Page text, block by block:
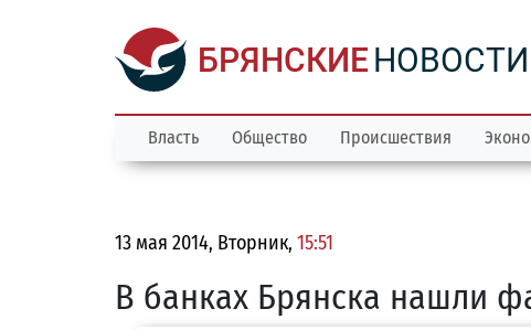
БРЯНСКИЕНОВОСТИ
Власть Общество Происшествия
13 мая 2014, Вторник, 15:51
В банках Брянска нашли